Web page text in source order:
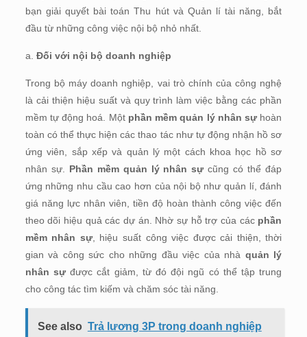
bạn giải quyết bài toán Thu hút và Quản lí tài năng, bắt
đầu từ những công việc nội bộ nhỏ nhất.
a. Đối với nội bộ doanh nghiệp
Trong bộ máy doanh nghiệp, vai trò chính của công nghệ
là cải thiện hiệu suất và quy trình làm việc bằng các phần
mềm tự động hoá. Một phần mềm quản lý nhân sự hoàn
toàn có thể thực hiện các thao tác như tự động nhận hồ sơ
ứng viên, sắp xếp và quản lý một cách khoa học hồ sơ
nhân sự. Phần mềm quản lý nhân sự cũng có thể đáp
ứng những nhu cầu cao hơn của nội bộ như quản lí, đánh
giá năng lực nhân viên, tiền độ hoàn thành công việc đến
theo dõi hiệu quả các dự án. Nhờ sự hỗ trợ của các phần
mềm nhân sự, hiệu suất công việc được cải thiện, thời
gian và công sức cho những đầu việc của nhà quản lý
nhân sự được cắt giảm, từ đó đội ngũ có thể tập trung
cho công tác tìm kiếm và chăm sóc tài năng.
See also Trả lương 3P trong doanh nghiệp